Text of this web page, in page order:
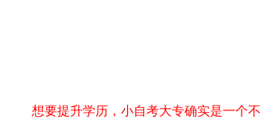
想要提升学历，小自考大专确实是一个